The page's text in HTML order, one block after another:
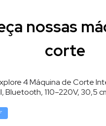
nossas
corte
4 Máquina de Corte
Bluetooth, 110–220V, 30,5